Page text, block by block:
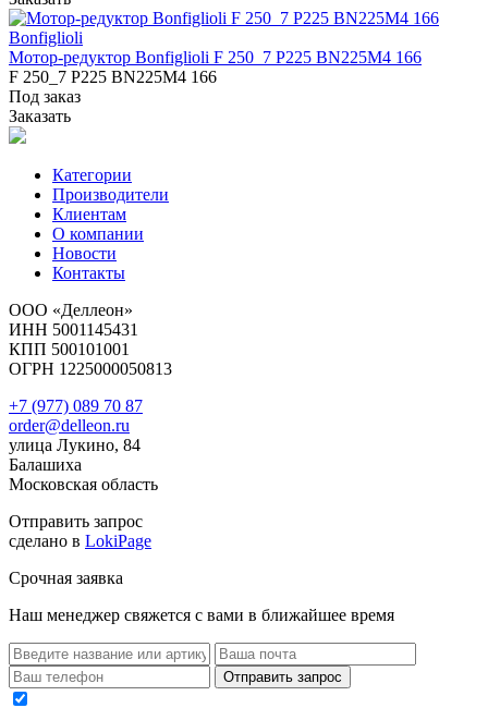
Bonfiglioli
Мотор-редуктор Bonfiglioli F 250_7 P225 BN225M4 166
F 250_7 P225 BN225M4 166
Под заказ
Заказать
Категории
Производители
Клиентам
О компании
Новости
Контакты
ООО «Деллеон»
ИНН 5001145431
КПП 500101001
ОГРН 1225000050813
+7 (977) 089 70 87
order@delleon.ru
улица Лукино, 84
Балашиха
Московская область
Отправить запрос
сделано в LokiPage
Срочная заявка
Наш менеджер свяжется с вами в ближайшее время